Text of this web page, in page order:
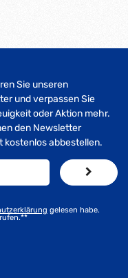
Sie unseren
und verpassen Sie
oder Aktion mehr.
den Newsletter
kostenlos abbestellen.
gelesen habe.